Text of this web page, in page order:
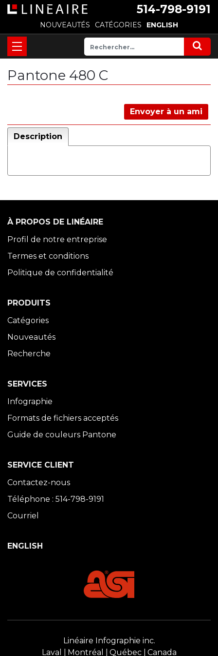
514-798-9191
NOUVEAUTÉS CATÉGORIES ENGLISH
Pantone 480 C
Envoyer à un ami
Description
À PROPOS DE LINÉAIRE
Profil de notre entreprise
Termes et conditions
Politique de confidentialité
PRODUITS
Catégories
Nouveautés
Recherche
SERVICES
Infographie
Formats de fichiers acceptés
Guide de couleurs Pantone
SERVICE CLIENT
Contactez-nous
Téléphone : 514-798-9191
Courriel
ENGLISH
Linéaire Infographie inc.
Laval
Montréal Québec Canada